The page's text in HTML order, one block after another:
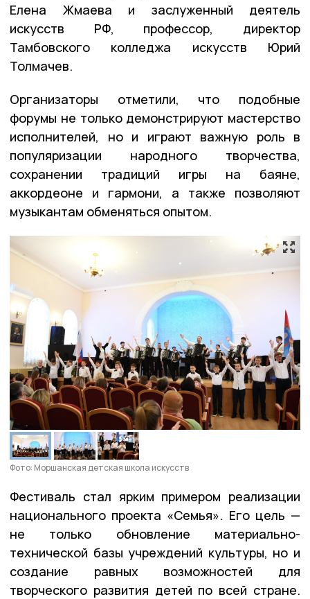
Елена Жмаева и заслуженный деятель
искусств РФ, профессор, директор
Тамбовского колледжа искусств Юрий
Толмачев.
Организаторы отметили, что подобные
форумы не только демонстрируют мастерство
исполнителей, но и играют важную роль в
популяризации народного творчества,
сохранении традиций игры на баяне,
аккордеоне и гармони, а также позволяют
музыкантам обменяться опытом.
Фото: Моршанская детская школа искусств
Фестиваль стал ярким примером реализации
национального проекта «Семья». Его цель —
не только обновление материально-
технической базы учреждений культуры, но и
создание равных возможностей для
творческого развития детей по всей стране.